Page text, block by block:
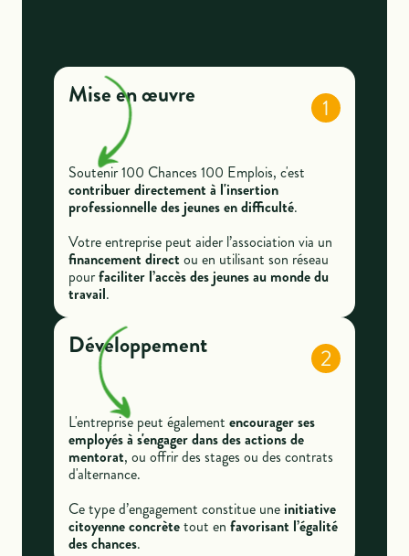
Mise en œuvre 1
Soutenir 100 Chances 100 Emplois, c'est
contribuer directement à l'insertion
professionnelle des jeunes en difficulté.
Votre entreprise peut aider l’association via un
financement direct ou en utilisant son réseau
pourfaciliter l’accès des jeunes au monde du
travail.
Développement 2
L'entreprise peut également encourager ses
employés à s'engager dans des actions de
mentorat, ou offrir des stages ou des contrats
d'alternance.
Ce type d’engagement constitue une initiative
citoyenne concrètetout en favorisant l’égalité
des chances.